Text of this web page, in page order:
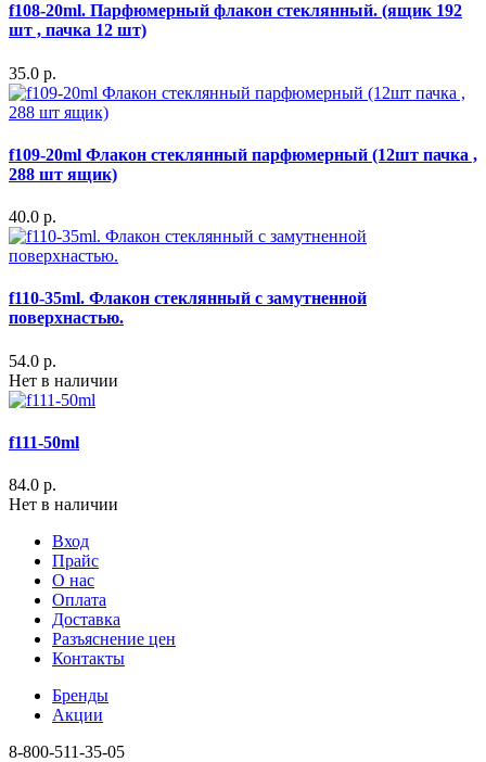
f108-20ml. Парфюмерный флакон стеклянный. (ящик 192
шт , пачка 12 шт)
35.0 р.
f109-20ml Флакон стеклянный парфюмерный (12шт пачка ,
288 шт ящик)
40.0 р.
f110-35ml. Флакон стеклянный с замутненной
поверхнастью.
54.0 р.
Нет в наличии
f111-50ml
84.0 р.
Нет в наличии
Вход
Прайс
О нас
Оплата
Доставка
Разъяснение цен
Контакты
Бренды
Акции
8-800-511-35-05